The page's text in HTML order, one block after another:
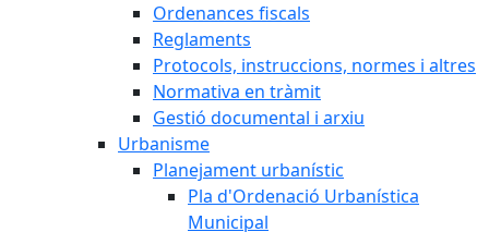
Ordenances fiscals
Reglaments
Protocols, instruccions, normes i altres
Normativa en tràmit
Gestió documental i arxiu
Urbanisme
Planejament urbanístic
Pla d'Ordenació Urbanística
Municipal